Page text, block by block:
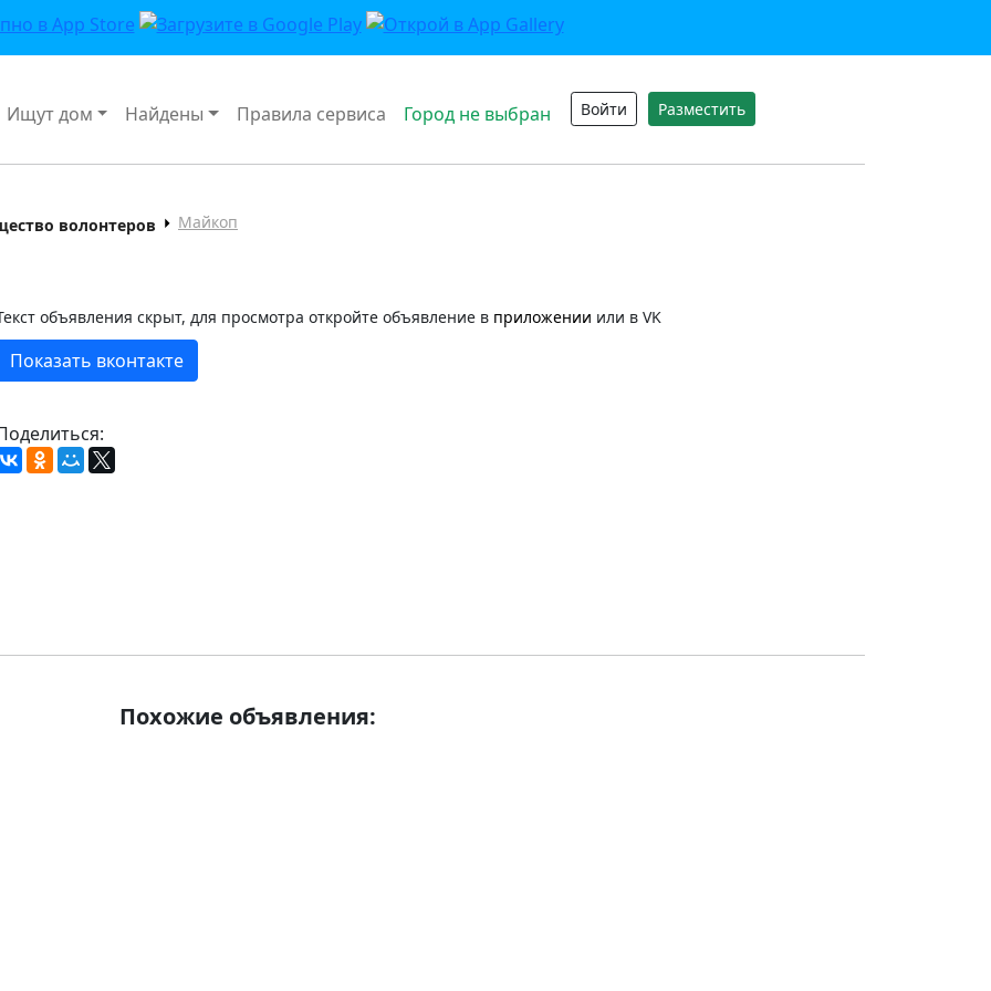
Ищут дом Найдены Правила сервиса Город не выбран Войти Разместить
волонтеров Майкоп
объявления скрыт, для просмотра откройте объявление в приложении или в VK
Показать вконтакте
Похожие объявления: